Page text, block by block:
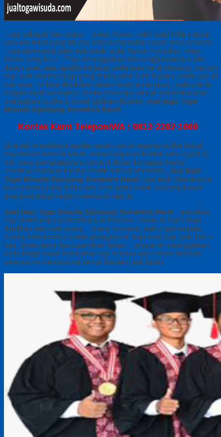
Toga sebagai baju orang – orang Roawi, yakni satu helai mantal
kain wol tebal yang dikenai selesai memakai cawat atau celemek.
Toga dipercayai udah ada sejak mulai Numa Pompilius, Raja
Roma yang ke-2 . Toga di tanggalkan bila penggunaannya ada
dalam area, atau apabila kerjakan pekerjaan berat diladang, namun
toga satu diantara baju yang di kira patut buat di pakai waktu ada di
luar area. Ini bisa dibuktikan dalam kisah arnarnatus ; waktu itu ia
tengah bajak ladangnya, ketika beberapa utusan senat tiba buat
mengabarinya jika ia sudah jadikan diktaktor Jual Baju Toga
Wisuda Sijunjung Sumatera Barat
Kontak Kami Telepon/WA : 0812-2282-1060
Di abad tersedianya awalan awal toga di negaranya jika wujud
toga belum bersifat jubah, cuma hanya berbentuk kain sejauh 6
mtr. yang pemakaiannya cuma di lilitkan ke bagian badan
sekalinya nampak kurang efektif serta fashionable, Jual Baju
Toga Wisuda Sijunjung Sumatera Barattoga ialah diantaranya
type busana yang di kira pas serta patut waktu seorang keluar
area buat tutupi badan mereka di saat itu.
Jual Baju Toga Wisuda Sijunjung Sumatera Barat:: peristiwa
toga seterusnya berkembang di Romawi, waktu di mana toga
dijadikan baju oleh orang – orang Romawi, waktu lagi berjalan
seiring bersamanya waktu penggunaan toga buat baju satu hari –
hari, lantas lama-lama perlahan-lahan – tempat di meninggalkan
serta tetapi bukan bermakna toga namun ada transisi lantaran
seterusnya mempunyai bentuk berganti jadi jubah.